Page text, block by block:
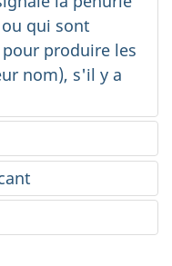
qui sont
produire les
nom), s'il y a